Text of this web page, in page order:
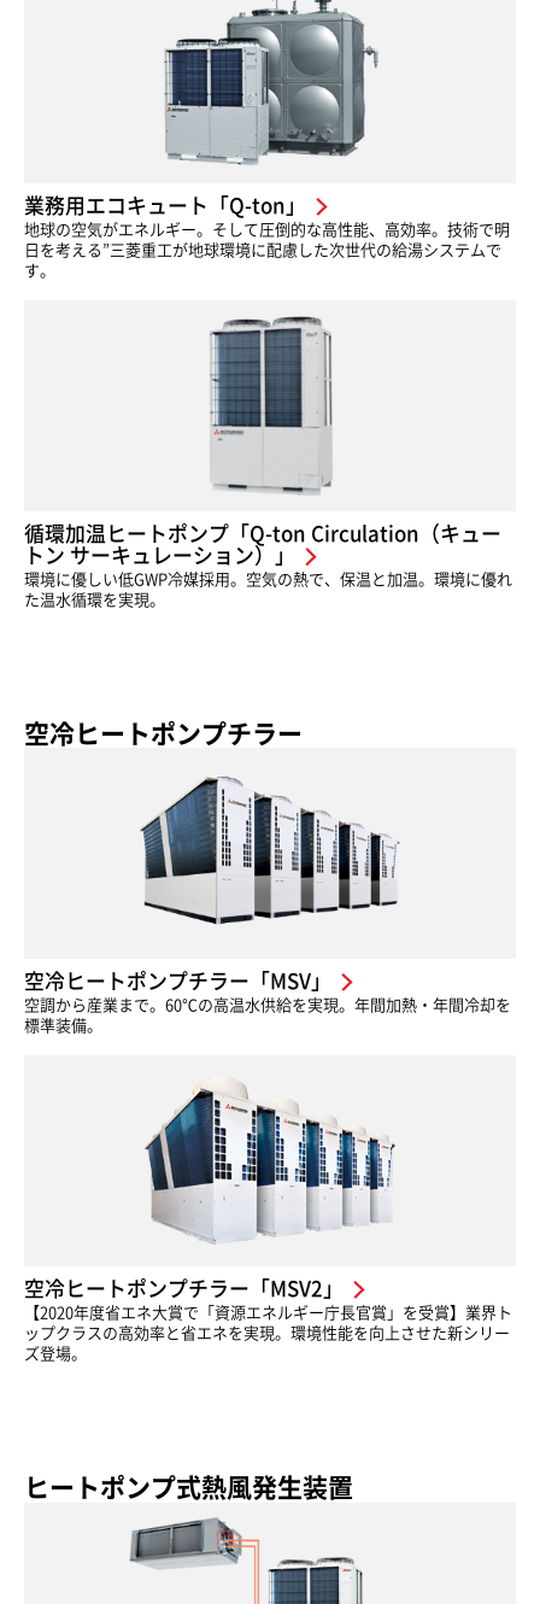
業務用エコキュート「Q-ton」
地球の空気がエネルギー。そして圧倒的な高性能、高効率。技術で明
日を考える”三菱重工が地球環境に配慮した次世代の給湯システムで
す。
循環加温ヒートポンプ「Q-ton Circulation（キュー
トン サーキュレーション）」
環境に優しい低GWP冷媒採用。空気の熱で、保温と加温。環境に優れ
た温水循環を実現。
空冷ヒートポンプチラー
空冷ヒートポンプチラー「MSV」
空調から産業まで。60℃の高温水供給を実現。年間加熱・年間冷却を
標準装備。
空冷ヒートポンプチラー「MSV2」
【2020年度省エネ大賞で「資源エネルギー庁長官賞」を受賞】業界ト
ップクラスの高効率と省エネを実現。環境性能を向上させた新シリー
ズ登場。
ヒートポンプ式熱風発生装置